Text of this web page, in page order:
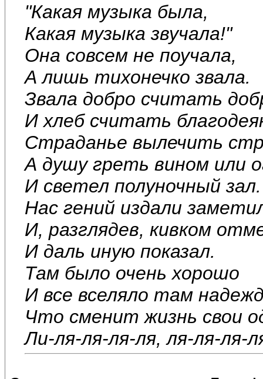
"Какая музыка была,
Какая музыка звучала!"
Она совсем не поучала,
А лишь тихонечко звала.
Звала добро считать
И хлеб считать
Страданье вылечить
А душу греть вином или
И светел полуночный зал.
Нас гений издали
И, разглядев, кивком
И даль иную показал.
Там было очень хорошо
И все вселяло там
Что сменит жизнь свои
Ли-ля-ля-ля-ля, ля-ля-ля-